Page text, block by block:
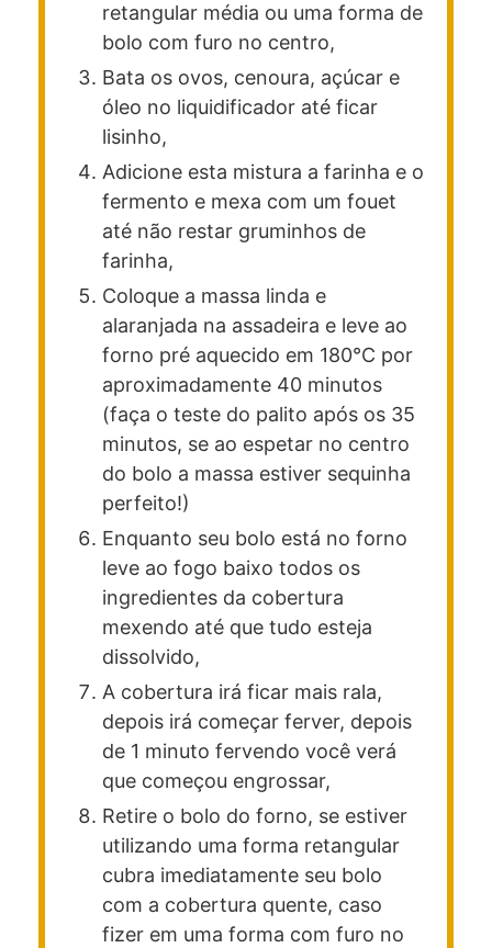
retangular média ou uma forma de
bolo com furo no centro,
Bata os ovos, cenoura, açúcar e
óleo no liquidificador até ficar
lisinho,
Adicione esta mistura a farinha e o
fermento e mexa com um fouet
até não restar gruminhos de
farinha,
Coloque a massa linda e
alaranjada na assadeira e leve ao
forno pré aquecido em 180°C por
aproximadamente 40 minutos
(faça o teste do palito após os 35
minutos, se ao espetar no centro
do bolo a massa estiver sequinha
perfeito!)
Enquanto seu bolo está no forno
leve ao fogo baixo todos os
ingredientes da cobertura
mexendo até que tudo esteja
dissolvido,
A cobertura irá ficar mais rala,
depois irá começar ferver, depois
de 1 minuto fervendo você verá
que começou engrossar,
Retire o bolo do forno, se estiver
utilizando uma forma retangular
cubra imediatamente seu bolo
com a cobertura quente, caso
fizer em uma forma com furo no